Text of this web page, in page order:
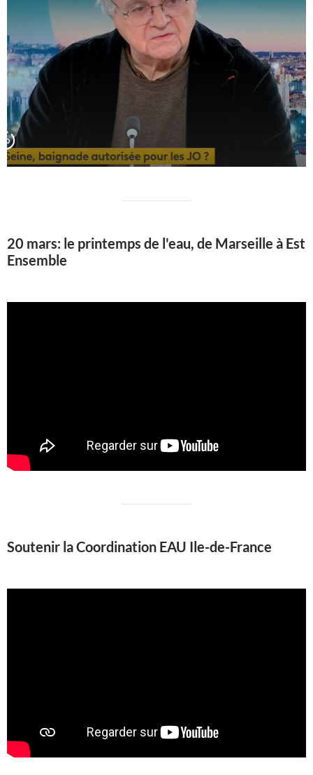
20 mars: le printemps de l'eau, de Marseille à Est
Ensemble
Soutenir la Coordination EAU Ile-de-France